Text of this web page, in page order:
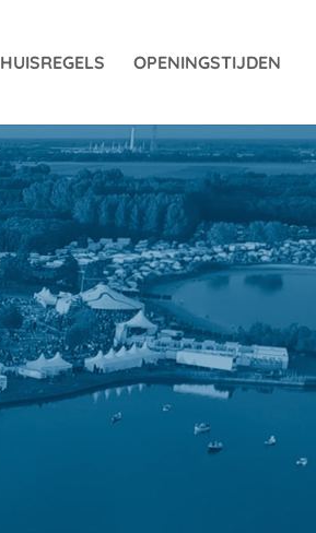
HUISREGELS OPENINGSTIJDEN